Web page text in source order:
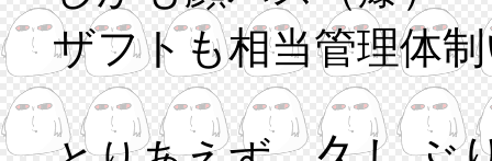
ザフトも相当管理体